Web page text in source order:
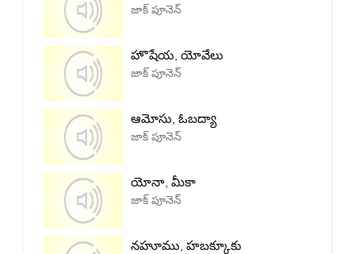
జాక్ పూనెన్
హొషేయ, యోవేలు
జాక్ పూనెన్
ఆమోసు, ఓబద్యా
జాక్ పూనెన్
యోనా, మీకా
జాక్ పూనెన్
నహూము, హబక్కూకు